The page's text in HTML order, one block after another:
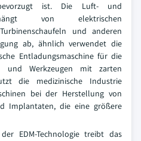
bevorzugt ist. Die Luft- und
hängt von elektrischen
und anderen
ab, ähnlich verwendet die
Entladungsmaschine für die
und Werkzeugen mit zarten
die medizinische Industrie
bei der Herstellung von
Implantaten, die eine größere
EDM-Technologie treibt das